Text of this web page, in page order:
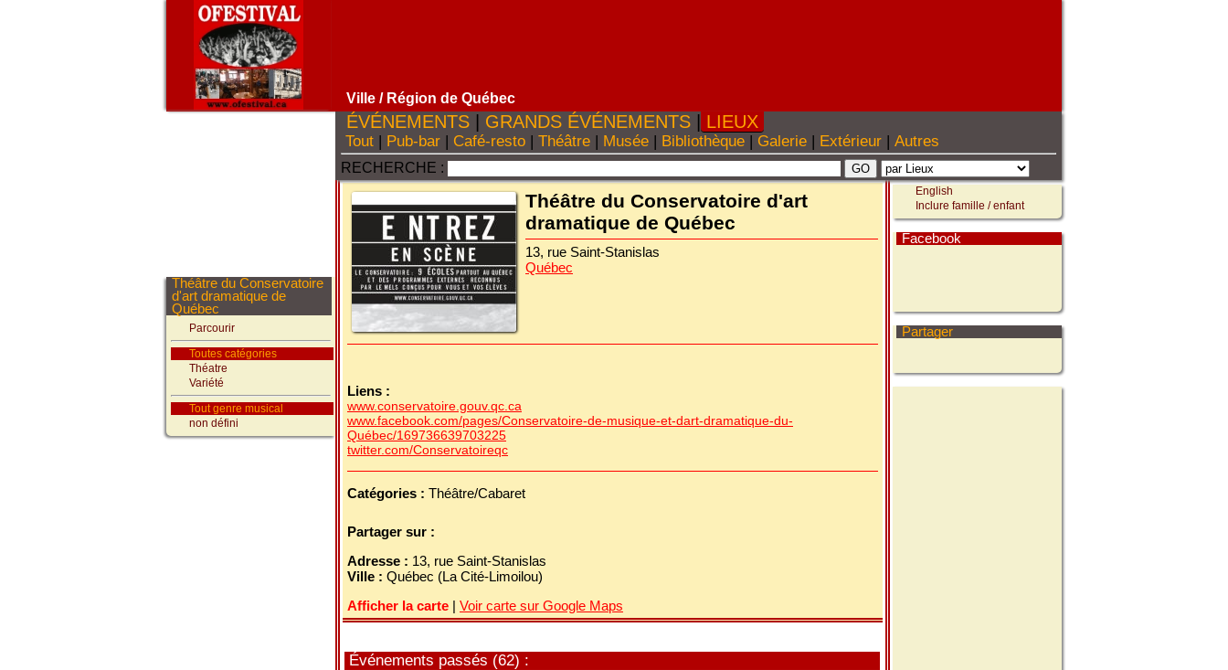
Ville / Région de Québec
Théâtre du Conservatoire
d'art dramatique de
Québec
Parcourir
Toutes catégories
Théatre
Variété
Tout genre musical
non défini
ÉVÉNEMENTS GRANDS ÉVÉNEMENTS LIEUX
Tout | Pub-bar | Café-resto | Théâtre | Musée | Bibliothèque | Galerie | Extérieur | Autres
RECHERCHE :
English
Inclure famille / enfant
Facebook
Partager
Théâtre du Conservatoire d'art
dramatique de Québec
13, rue Saint-Stanislas
Québec
Liens :
www.conservatoire.gouv.qc.ca
www.facebook.com/pages/Conservatoire-de-musique-et-dart-dramatique-du-
Québec/169736639703225
twitter.com/Conservatoireqc
Catégories : Théâtre/Cabaret
Partager sur :
Adresse : 13, rue Saint-Stanislas
Ville : Québec (La Cité-Limoilou)
Afficher la carte | Voir carte sur Google Maps
Événements passés (62) :